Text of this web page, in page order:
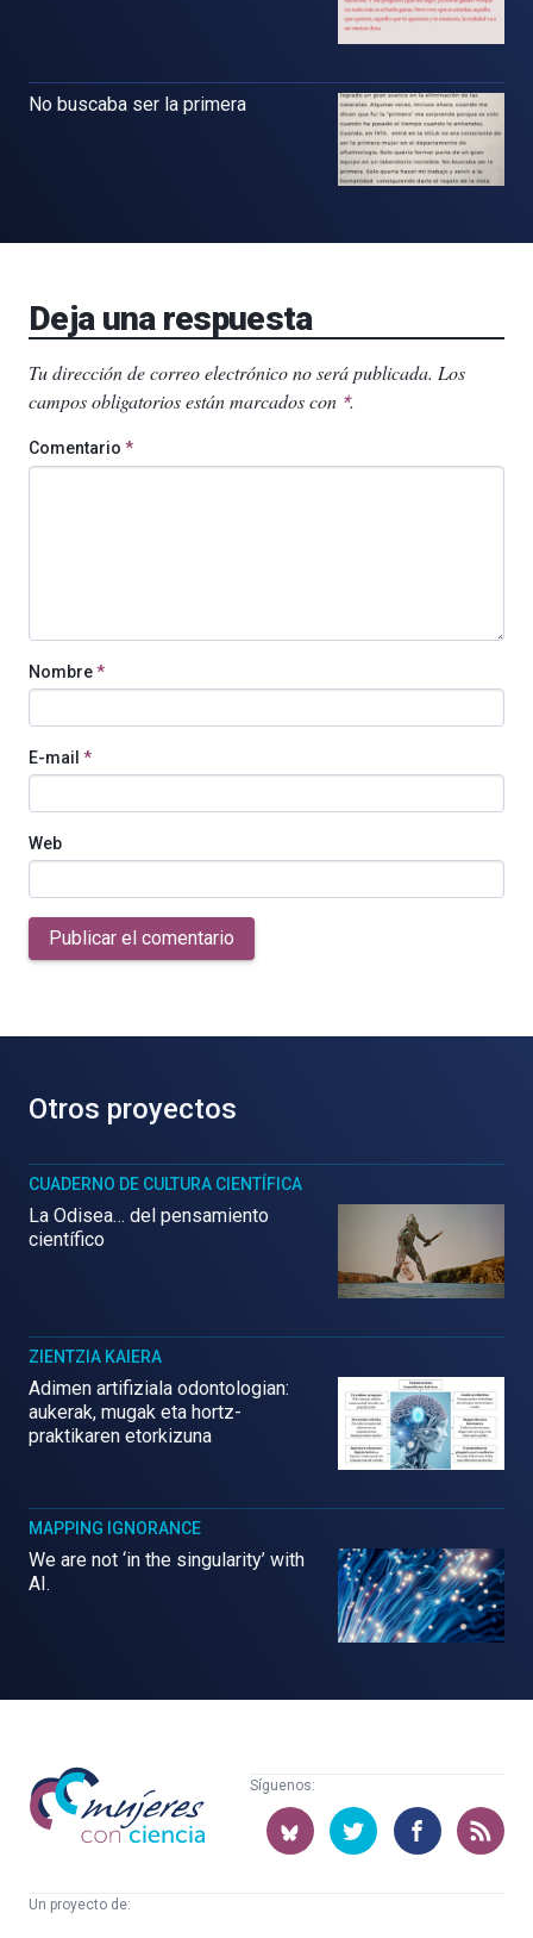
No buscaba ser la primera
Deja una respuesta
Tu dirección de correo electrónico no será publicada. Los
campos obligatorios están marcados con *.
Comentario *
Nombre*
E-mail *
Web
Publicar el comentario
Otros proyectos
CUADERNO DE CULTURA CIENTÍFICA
La Odisea… del pensamiento
científico
ZIENTZIA KAIERA
Adimen artifiziala odontologian:
aukerak, mugak eta hortz-
praktikaren etorkizuna
MAPPING IGNORANCE
We are not ‘in the singularity’ with
AI.
Mujeres
con
ciencia
Síguenos:
Un proyecto de: